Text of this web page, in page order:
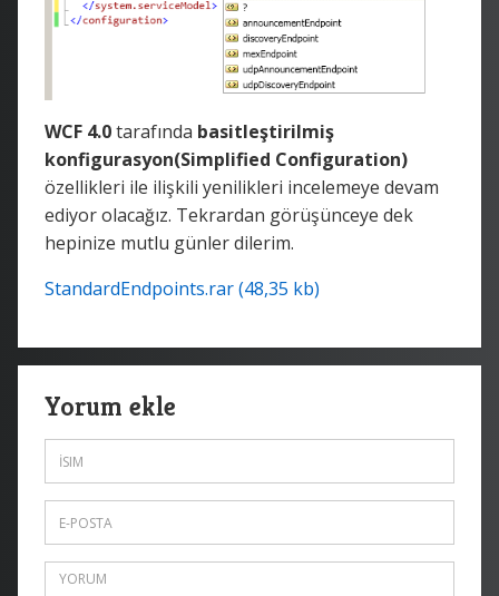
WCF 4.0tarafında basitleştirilmiş
konfigurasyon(Simplified Configuration)
özellikleri ile ilişkili yenilikleri incelemeye devam
ediyor olacağız. Tekrardan görüşünceye dek
hepinize mutlu günler dilerim.
StandardEndpoints.rar (48,35 kb)
Yorum ekle